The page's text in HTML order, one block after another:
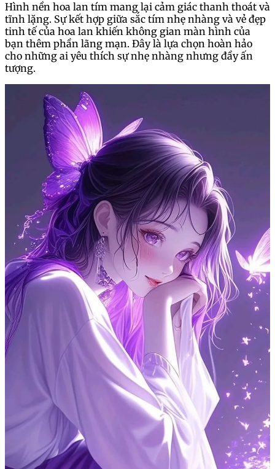
Hình nền hoa lan tím mang lại cảm giác thanh thoát và
tĩnh lặng. Sự kết hợp giữa sắc tím nhẹ nhàng và vẻ đẹp
tinh tế của hoa lan khiến không gian màn hình của
bạn thêm phần lãng mạn. Đây là lựa chọn hoàn hảo
cho những ai yêu thích sự nhẹ nhàng nhưng đầy ấn
tượng.